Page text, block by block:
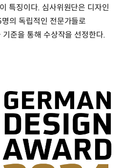
특징이다. 심사위원단은 디자인
의 독립적인 전문가들로
준을 통해 수상작을 선정한다.